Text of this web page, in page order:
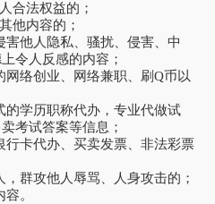
合法权益的；
他内容的；
他人隐私、骚扰、侵害、中
令人反感的内容；
络创业、网络兼职、刷Q币以
的学历职称代办，专业代做试
考试答案等信息；
行卡代办、买卖发票、非法彩票
群攻他人辱骂、人身攻击的；
。